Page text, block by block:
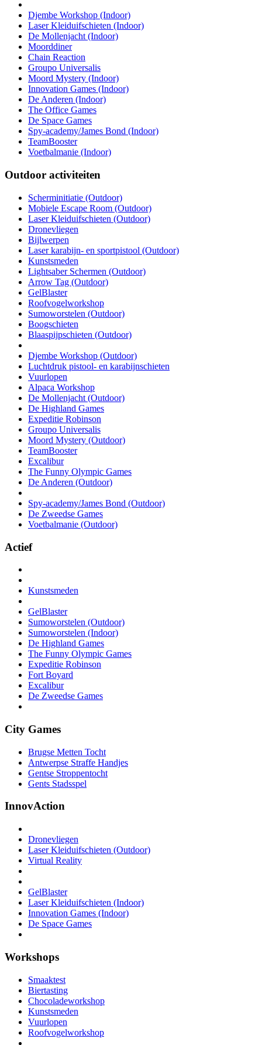
Djembe Workshop (Indoor)
Laser Kleiduifschieten (Indoor)
De Mollenjacht (Indoor)
Moorddiner
Chain Reaction
Groupo Universalis
Moord Mystery (Indoor)
Innovation Games (Indoor)
De Anderen (Indoor)
The Office Games
De Space Games
Spy-academy/James Bond (Indoor)
TeamBooster
Voetbalmanie (Indoor)
Outdoor activiteiten
Scherminitiatie (Outdoor)
Mobiele Escape Room (Outdoor)
Laser Kleiduifschieten (Outdoor)
Dronevliegen
Bijlwerpen
Laser karabijn- en sportpistool (Outdoor)
Kunstsmeden
Lightsaber Schermen (Outdoor)
Arrow Tag (Outdoor)
GelBlaster
Roofvogelworkshop
Sumoworstelen (Outdoor)
Boogschieten
Blaaspijpschieten (Outdoor)
Djembe Workshop (Outdoor)
Luchtdruk pistool- en karabijnschieten
Vuurlopen
Alpaca Workshop
De Mollenjacht (Outdoor)
De Highland Games
Expeditie Robinson
Groupo Universalis
Moord Mystery (Outdoor)
TeamBooster
Excalibur
The Funny Olympic Games
De Anderen (Outdoor)
Spy-academy/James Bond (Outdoor)
De Zweedse Games
Voetbalmanie (Outdoor)
Actief
Kunstsmeden
GelBlaster
Sumoworstelen (Outdoor)
Sumoworstelen (Indoor)
De Highland Games
The Funny Olympic Games
Expeditie Robinson
Fort Boyard
Excalibur
De Zweedse Games
City Games
Brugse Metten Tocht
Antwerpse Straffe Handjes
Gentse Stroppentocht
Gents Stadsspel
InnovAction
Dronevliegen
Laser Kleiduifschieten (Outdoor)
Virtual Reality
GelBlaster
Laser Kleiduifschieten (Indoor)
Innovation Games (Indoor)
De Space Games
Workshops
Smaaktest
Biertasting
Chocoladeworkshop
Kunstsmeden
Vuurlopen
Roofvogelworkshop